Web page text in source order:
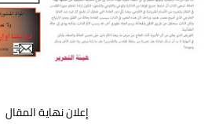
إعلان نهاية المقال